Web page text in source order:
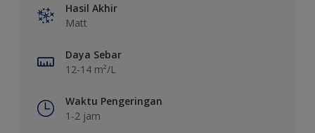
Hasil Akhir
Matt
Daya Sebar
12-14 m²/L
Waktu Pengeringan
1-2 jam